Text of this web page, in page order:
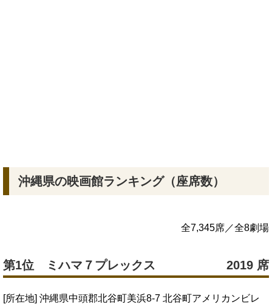
沖縄県の映画館ランキング（座席数）
全7,345席／全8劇場
第1位 ミハマ７プレックス 2019 席
[所在地] 沖縄県中頭郡北谷町美浜8-7 北谷町アメリカンビレ